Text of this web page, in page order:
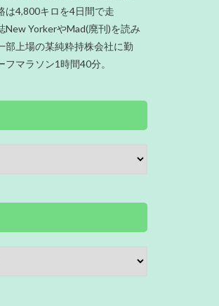
は4,800キロを4日間で走
New YorkerやMad(廃刊)を読み
部上場の某純粋持株会社に勤
マラソン1時間40分。